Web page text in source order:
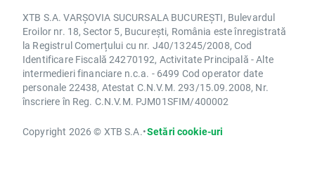
XTB S.A. VARȘOVIA SUCURSALA BUCUREȘTI, Bulevardul
Eroilor nr. 18, Sector 5, București, România este înregistrată
la Registrul Comerțului cu nr. J40/13245/2008, Cod
Identificare Fiscală 24270192, Activitate Principală - Alte
intermedieri financiare n.c.a. - 6499 Cod operator date
personale 22438, Atestat C.N.V.M. 293/15.09.2008, Nr.
înscriere în Reg. C.N.V.M. PJM01SFIM/400002
Copyright 2026 © XTB S.A.•Setări cookie-uri